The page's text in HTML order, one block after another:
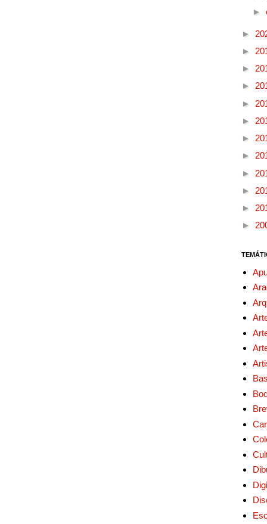
►
►
►
►
►
►
►
►
►
►
►
►
►